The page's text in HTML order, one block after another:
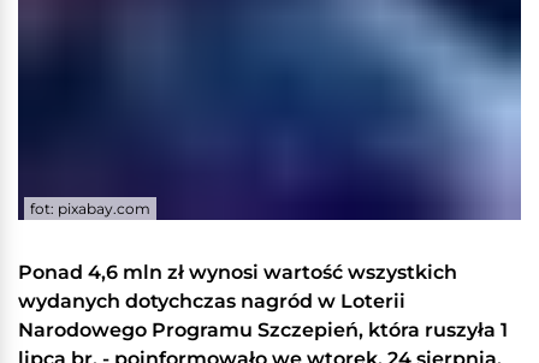
fot: pixabay.com
Ponad 4,6 mln zł wynosi wartość wszystkich
wydanych dotychczas nagród w Loterii
Narodowego Programu Szczepień, która ruszyła 1